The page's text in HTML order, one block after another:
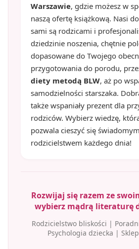
Warszawie, gdzie możesz w
naszą ofertę książkową. Nasi
sami są rodzicami i
dziedzinie noszenia, chętnie
dopasowane do Twojego
przygotowania do porodu,
diety metodą BLW, aż po
samodzielności starszaka.
także wspaniały prezent dla
rodziców. Wybierz wiedzę,
pozwala cieszyć się świadomym
rodzicielstwem każdego dnia!
Rozwijaj się razem ze
wybierz mądrą literaturę
Rodzicielstwo bliskości |
Psychologia dziecka |